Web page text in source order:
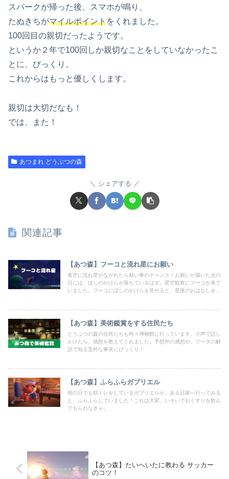
スパークが帰った後、スマホが鳴り、
たぬきちがマイルポイントをくれました。
100回目の親切だったようです。
というか２年で100回しか親切なことをしていなかったこ
とに、びっくり。
これからはもっと優しくします。
親切は大切だなも！
では、また！
あつまれ どうぶつの森
シェアする
関連記事
【あつ森】フーコと流れ星にお願い
夜空に流れ星がながれたら願い事のチャンス！お願いが届いた次の
日には、ほしのかけらが落ちているはず。星空観察にフーコが来て
いました。フーコにほしのかけらを見せると、星座のおはなしをし
【あつ森】美術鑑賞をする住民たち
どうぶつの森の住民たちも時々博物館に行っています。小声で話し
かけたら、感想を教えてくれました。予想外の感想や、フータの解
説で知る意外な事実にびっくり！
【あつ森】ふらふらガブリエル
雨の日でも筋トレをしているガブリエルが、ある日家へ行ってみる
と、ふらふらしていました！これは大変。いそいでおくすりを飲ん
でもらわなきゃ。
【あつ森】たいへいたに教わる サッカー
のコツ！